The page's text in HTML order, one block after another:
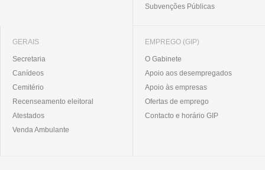
Subvenções Públicas
GERAIS
Secretaria
Canídeos
Cemitério
Recenseamento eleitoral
Atestados
Venda Ambulante
EMPREGO (GIP)
O Gabinete
Apoio aos desempregados
Apoio às empresas
Ofertas de emprego
Contacto e horário GIP